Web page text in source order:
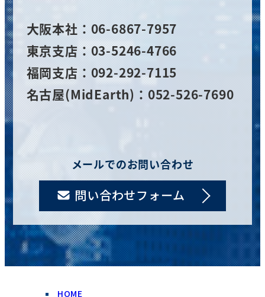
大阪本社 ：06-6867-7957
東京支店：03-5246-4766
福岡支店：092-292-7115
名古屋(MidEarth)：052-526-7690
メールでのお問い合わせ
問い合わせフォーム
HOME